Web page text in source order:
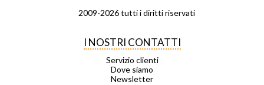
2009-2026 tutti i diritti riservati
I NOSTRI CONTATTI
Servizio clienti
Dove siamo
Newsletter